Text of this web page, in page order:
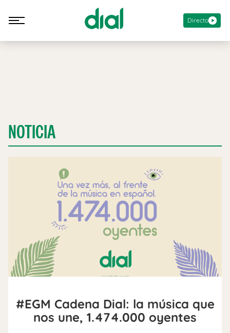
Directo
NOTICIA
#EGM Cadena Dial: la música que
nos une, 1.474.000 oyentes